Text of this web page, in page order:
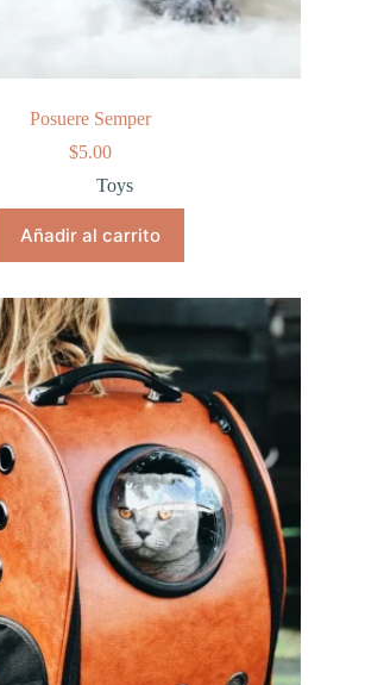
Posuere Semper
$5.00
Toys
Añadir al carrito